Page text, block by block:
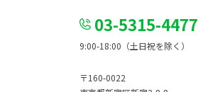
03-5315-4477
9:00-18:00（土日祝を除く）
〒160-0022